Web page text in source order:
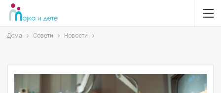
Дома Совети Новости